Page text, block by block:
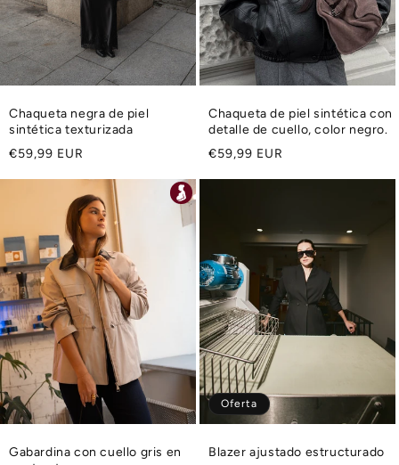
Chaqueta negra de piel
sintética texturizada
Precio
€59,99 EUR
Chaqueta de piel sintética con
detalle de cuello, color negro.
Precio
€59,99 EUR
Gabardina con cuello gris en
Oferta
Blazer ajustado estructurado